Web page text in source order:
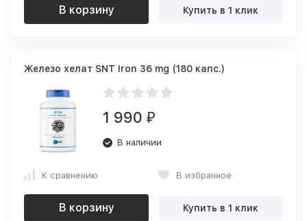
В корзину Купить в 1 клик
Железо хелат SNT Iron 36 mg (180 капс.)
1 990 ₽
В наличии
К сравнению В избранное
В корзину Купить в 1 клик